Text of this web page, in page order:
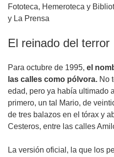
Fototeca, Hemeroteca y
y La Prensa
El reinado del terror
Para octubre de 1995, el
las calles como pólvora. No
edad, pero ya había ultimado
primero, un tal Mario, de
de tres balazos en el tórax y
Cesteros, entre las calles
La versión oficial, la que los